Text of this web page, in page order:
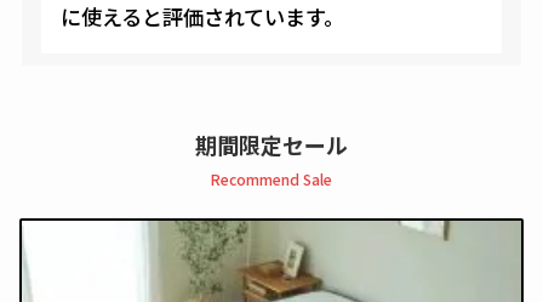
に使えると評価されています。
期間限定セール
Recommend Sale